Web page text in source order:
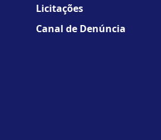
Licitações
Canal de Denúncia